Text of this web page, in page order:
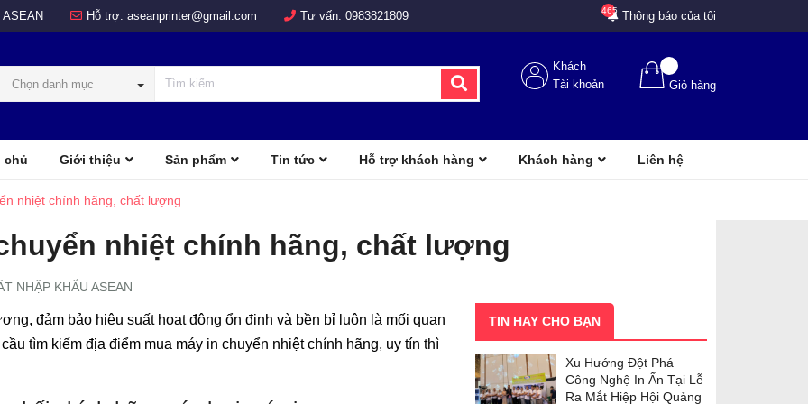
Hỗ trợ: aseanprinter@gmail.com Tư vấn: 0983821809 Thông báo của tôi
465
Chọn danh mục Giỏ hàng
Khách
Tài khoản
chủ Giới thiệu Sản phẩm Tin tức Hỗ trợ khách hàng Khách hàng Liên hệ
nhiệt chính hãng, chất lượng
nhiệt chính hãng, chất lượng
NHẬP KHẨU ASEAN
đảm bảo hiệu suất hoạt động ổn định và bền bỉ luôn là mối quan
tìm kiếm địa điểm mua máy in chuyển nhiệt chính hãng, uy tín thì
TIN HAY CHO BẠN
Xu Hướng Đột Phá
Công Nghệ In Ấn Tại Lễ
Ra Mắt Hiệp Hội Quảng